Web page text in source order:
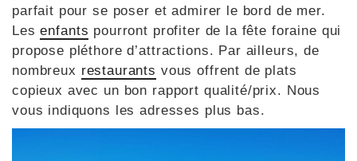
parfait pour se poser et admirer le bord de mer.
Lesenfants pourront profiter de la fête foraine qui
propose pléthore d’attractions. Par ailleurs, de
nombreux restaurants vous offrent de plats
copieux avec un bon rapport qualité/prix. Nous
vous indiquons les adresses plus bas.